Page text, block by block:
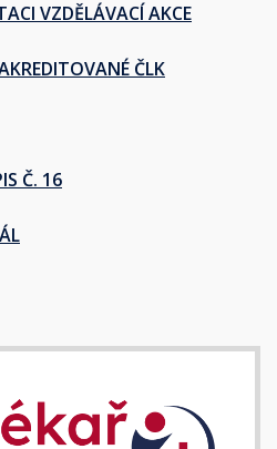
VZDĚLÁVACÍ AKCE
ČLK
Č. 16